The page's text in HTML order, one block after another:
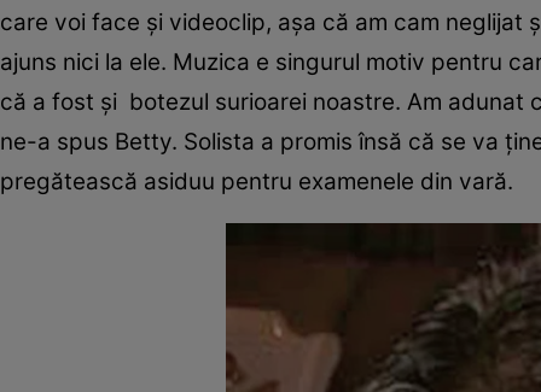
care voi face și videoclip, așa că am cam neglijat
ajuns nici la ele. Muzica e singurul motiv pentru
că a fost și botezul surioarei noastre. Am adunat
ne-a spus Betty. Solista a promis însă că se va
pregătească asiduu pentru examenele din vară.